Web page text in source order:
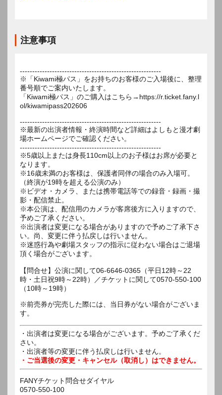
注意事項
---------------------------------------------------------
※「Kiwami極パス」をお持ちのお客様のご入場後に、整理
番号順でご案内いたします。
「Kiwami極パス」のご購入はこちら→https://r.ticket.fany.l
ol/kiwamipass202606
---------------------------------------------------------
※最新の出演者情報・終演時間など詳細はよしもと漫才劇
場ホームページでご確認ください。
---------------------------------------------------------
※5歳以上または身長110cm以上のお子様はお席が必要と
なります。
※16歳未満のお客様は、保護者同伴の場合のみ入場可。
（終演が19時を超える公演のみ）
※ビデオ・カメラ、または携帯電話等での録音・録画・撮
影・配信禁止。
※本公演は、配信用のカメラが客席後方に入りますので、
予めご了承ください。
※出演者は変更になる場合がありますので予めご了承下さ
い。尚、変更に伴う払戻しは行いません。
※迷惑行為や劇場スタッフの指示に従わない場合はご退場
頂く場合がございます。
【問合せ】公演に関して06-6646-0365（平日12時～22
時・土日祝9時～22時）／チケットに関して0570-550-100
（10時～19時）
※前売券が完売した際には、当日券がない場合がございま
す。
・出演者は変更になる場合がございます。予めご了承くだ
さい。
・出演者等の変更に伴う払戻しは行いません。
・ご当選後の変更・キャンセル（取消し）はできません。
FANYチケット問合せダイヤル
0570-550-100